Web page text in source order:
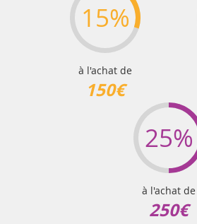
15%
à l'achat de
150€
25%
à l'achat de
250€